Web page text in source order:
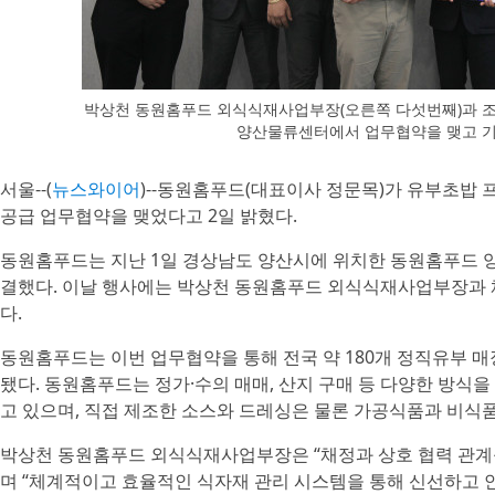
박상천 동원홈푸드 외식식재사업부장(오른쪽 다섯번째)과
양산물류센터에서 업무협약을 맺고
서울--(뉴스와이어)--동원홈푸드(대표이사 정문목)가 유부초밥
공급 업무협약을 맺었다고 2일 밝혔다.
동원홈푸드는 지난 1일 경상남도 양산시에 위치한 동원홈푸드
결했다. 이날 행사에는 박상천 동원홈푸드 외식식재사업부장
다.
동원홈푸드는 이번 업무협약을 통해 전국 약 180개 정직유부
됐다. 동원홈푸드는 정가·수의 매매, 산지 구매 등 다양한 방식
고 있으며, 직접 제조한 소스와 드레싱은 물론 가공식품과 비
박상천 동원홈푸드 외식식재사업부장은 “채정과 상호 협력 관
며 “체계적이고 효율적인 식자재 관리 시스템을 통해 신선하고